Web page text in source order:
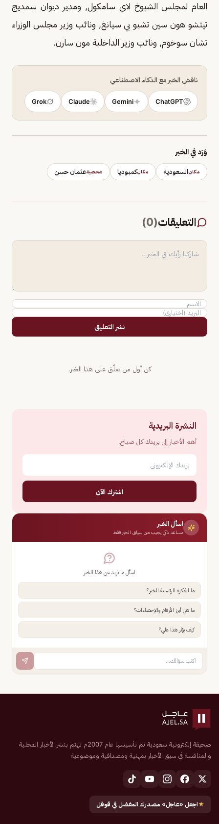
العام لمجلس الشيوخ لاي سامكول, ومدير ديوان سمديج
تيتشو هون سين تشيو يي سيانغ, ونائب وزير مجلس الوزراء
تشان سوخوم, ونائب وزير الداخلية مون سارن.
ناقش الخبر مع الذكاء الاصطناعي
ChatGPT
Gemini
Claude
Grok
وَرَد في الخبر
مكانالسعودية مكانكمبوديا شخصيةعثمان حسن
التعليقات(
0
)
نشر التعليق
كن أول من يعلّق على هذا الخبر.
النشرة البريدية
أهم الأخبار إلى بريدك كل صباح.
اشترك الآن
اسأل الخبر
مساعد ذكي يجيب من سياق الخبر فقط
اسأل ما تريد عن هذا الخبر
ما الفكرة الرئيسية للخبر؟
ما هي أبرز الأرقام والإحصاءات؟
كيف يؤثر هذا علي؟
صحيفة إلكترونية سعودية تم تأسيسها عام 2007م تهتم بنشر الأخبار المحلية
والمنافسة في سبق الأخبار بمهنية ومصداقية وموضوعية
★اجعل «عاجل» مصدرك المفضل في قوقل